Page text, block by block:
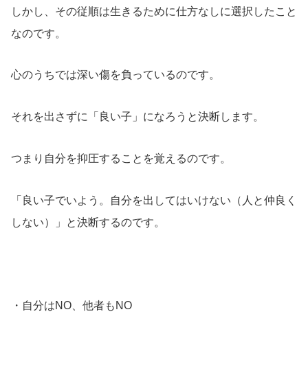
しかし、その従順は生きるために仕方なしに選択したこと
なのです。
心のうちでは深い傷を負っているのです。
それを出さずに「良い子」になろうと決断します。
つまり自分を抑圧することを覚えるのです。
「良い子でいよう。自分を出してはいけない（人と仲良く
しない）」と決断するのです。
・自分はNO、他者もNO